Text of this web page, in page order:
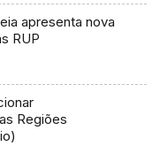
apresenta nova
RUP
Regiões